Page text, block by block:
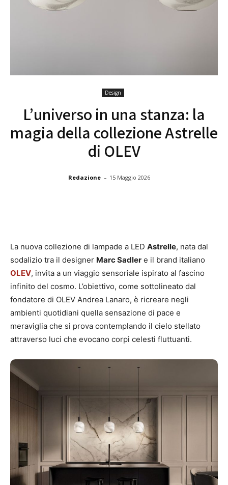
Design
L’universo in una stanza: la
magia della collezione Astrelle
di OLEV
Redazione - 15 Maggio 2026
La nuova collezione di lampade a LED Astrelle, nata dal
sodalizio tra il designer Marc Sadler e il brand italiano
OLEV, invita a un viaggio sensoriale ispirato al fascino
infinito del cosmo. L’obiettivo, come sottolineato dal
fondatore di OLEV Andrea Lanaro, è ricreare negli
ambienti quotidiani quella sensazione di pace e
meraviglia che si prova contemplando il cielo stellato
attraverso luci che evocano corpi celesti fluttuanti.